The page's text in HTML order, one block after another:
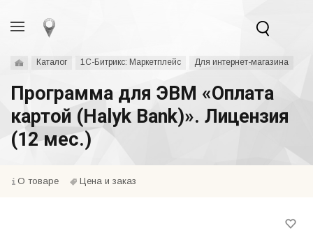
Каталог 1С-Битрикс: Маркетплейс Для интернет-магазина
Программа для ЭВМ «Оплата
картой (Halyk Bank)». Лицензия
(12 мес.)
О товаре Цена и заказ